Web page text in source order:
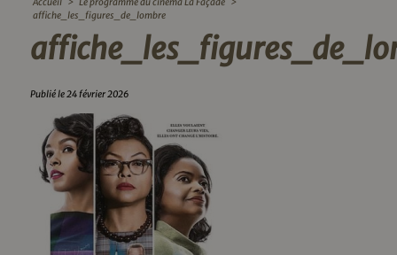
affiche_les_figures_de_lombre
Publié le 24 février 2026